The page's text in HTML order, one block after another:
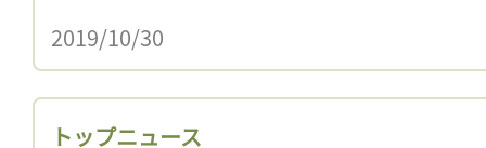
2019/10/30
トップニュース